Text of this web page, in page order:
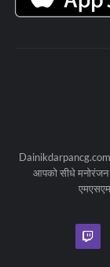
आपको सीधे मनोरंजन